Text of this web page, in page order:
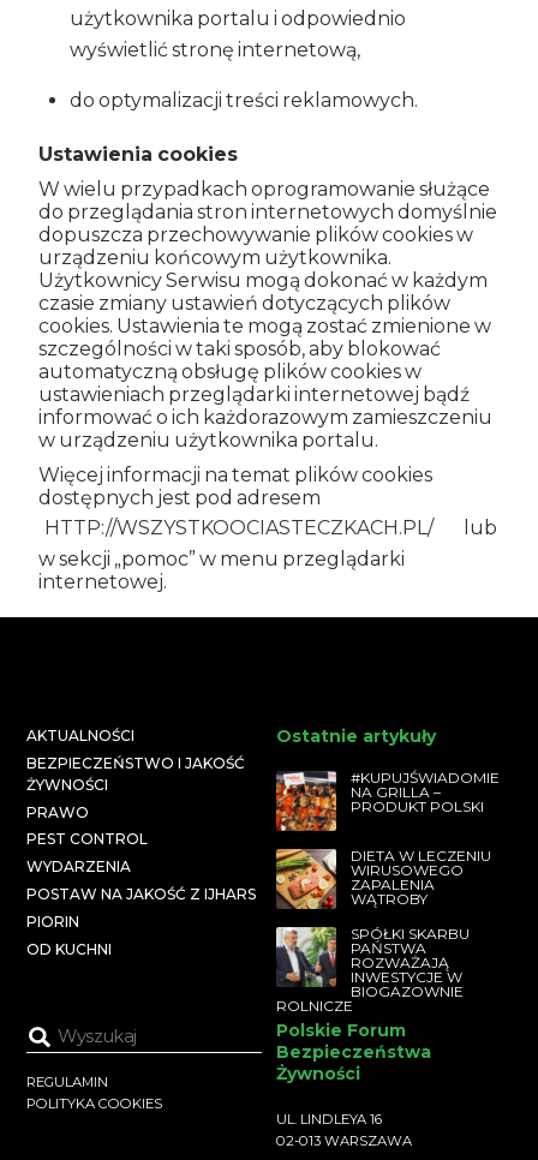
użytkownika portalu i odpowiednio
wyświetlić stronę internetową,
do optymalizacji treści reklamowych.
Ustawienia cookies
W wielu przypadkach oprogramowanie służące
do przeglądania stron internetowych domyślnie
dopuszcza przechowywanie plików cookies w
urządzeniu końcowym użytkownika.
Użytkownicy Serwisu mogą dokonać w każdym
czasie zmiany ustawień dotyczących plików
cookies. Ustawienia te mogą zostać zmienione w
szczególności w taki sposób, aby blokować
automatyczną obsługę plików cookies w
ustawieniach przeglądarki internetowej bądź
informować o ich każdorazowym zamieszczeniu
w urządzeniu użytkownika portalu.
Więcej informacji na temat plików cookies
dostępnych jest pod adresem
HTTP://WSZYSTKOOCIASTECZKACH.PL/
lub
w sekcji „pomoc” w menu przeglądarki
internetowej.
AKTUALNOŚCI
BEZPIECZEŃSTWO I JAKOŚĆ
ŻYWNOŚCI
PRAWO
PEST CONTROL
WYDARZENIA
POSTAW NA JAKOŚĆ Z IJHARS
PIORIN
OD KUCHNI
Ostatnie artykuły
#KUPUJŚWIADOMIE
NA GRILLA –
PRODUKT POLSKI
DIETA W LECZENIU
WIRUSOWEGO
ZAPALENIA
WĄTROBY
SPÓŁKI SKARBU
PAŃSTWA
ROZWAŻAJĄ
INWESTYCJE W
BIOGAZOWNIE
ROLNICZE
REGULAMIN
POLITYKA COOKIES
Polskie Forum
Bezpieczeństwa
Żywności
UL. LINDLEYA 16
02-013 WARSZAWA